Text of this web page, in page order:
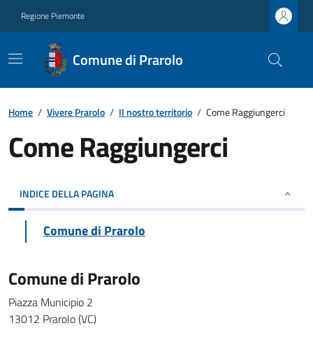
Regione Piemonte
Comune di Prarolo
Home / Vivere Prarolo / Il nostro territorio / Come Raggiungerci
Come Raggiungerci
INDICE DELLA PAGINA
Comune di Prarolo
Comune di Prarolo
Piazza Municipio 2
13012 Prarolo (VC)